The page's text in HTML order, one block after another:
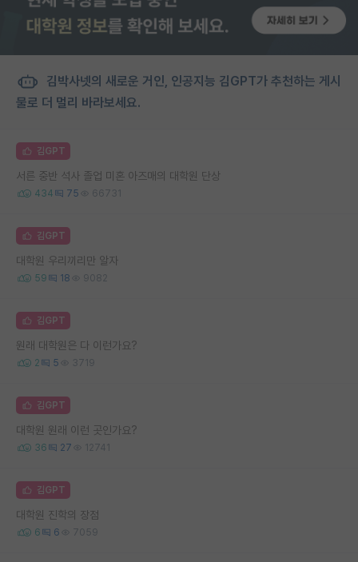
김박사넷의 새로운 거인, 인공지능 김GPT가 추천하는 게시
물로 더 멀리 바라보세요.
김GPT
서른 중반 석사 졸업 미혼 아즈매의 대학원 단상
434 75 66731
김GPT
대학원 우리끼리만 알자
59 18 9082
김GPT
원래 대학원은 다 이런가요?
2 5 3719
김GPT
대학원 원래 이런 곳인가요?
36 27 12741
김GPT
대학원 진학의 장점
6 6 7059